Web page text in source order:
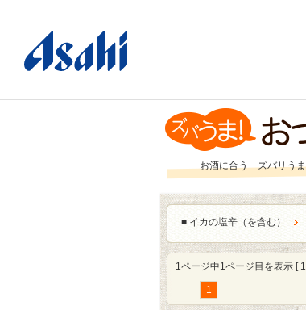
お酒に合う「ズバリう
■ イカの塩辛（を含む）
1ページ中1ページ目を表示 [
1